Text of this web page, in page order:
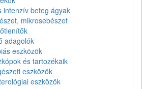
intenzív beteg ágyak
mikrosebészet
adagolók
eszközök
és tartozékaik
eszközök
eszközök